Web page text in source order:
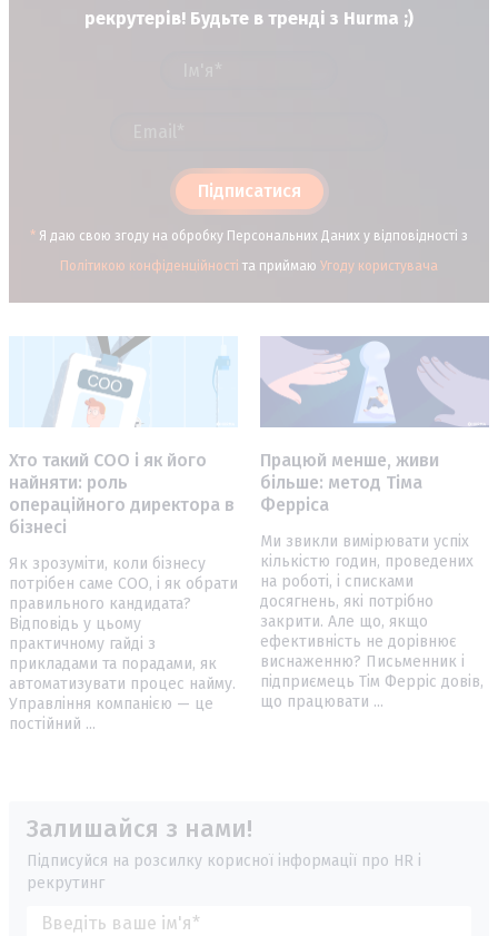
рекрутерів! Будьте в тренді з Hurma ;)
Підписатися
* Я даю свою згоду на обробку Персональних Даних у відповідності з
Політикою конфіденційності та приймаю Угоду користувача
Хто такий COO і як його
найняти: роль
операційного директора в
бізнесі
Як зрозуміти, коли бізнесу
потрібен саме COO, і як обрати
правильного кандидата?
Відповідь у цьому
практичному гайді з
прикладами та порадами, як
автоматизувати процес найму.
Управління компанією — це
постійний ...
Працюй менше, живи
більше: метод Тіма
Ферріса
Ми звикли вимірювати успіх
кількістю годин, проведених
на роботі, і списками
досягнень, які потрібно
закрити. Але що, якщо
ефективність не дорівнює
виснаженню? Письменник і
підприємець Тім Ферріс довів,
що працювати ...
Залишайся з нами!
Підписуйся на розсилку корисної інформації про HR і
рекрутинг